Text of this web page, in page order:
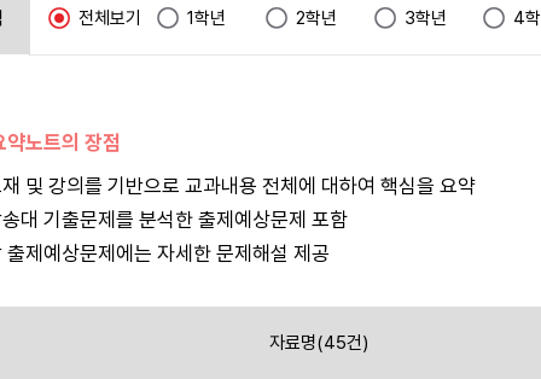
전체보기 1학년 2학년 3학년 4
노트의 장점
및 강의를 기반으로 교과내용 전체에 대하여 핵심을 요약
대 기출문제를 분석한 출제예상문제 포함
출제예상문제에는 자세한 문제해설 제공
자료명(45건)